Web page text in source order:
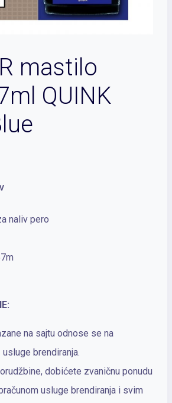
mastilo
QUINK
naliv pero
na sajtu odnose se na
brendiranja.
dobićete zvaničnu ponudu
usluge brendiranja i svim